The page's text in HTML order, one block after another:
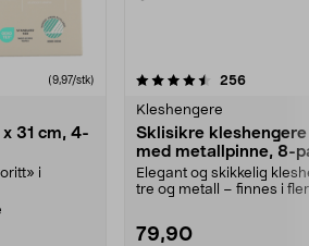
(9,97/stk)
31 cm, 4-
i
256
Kleshengere
Sklisikre
med metallpinne, 8-
Elegant og skikkelig
tre og metall – finnes i
79,90
4.5av 5 stjerner